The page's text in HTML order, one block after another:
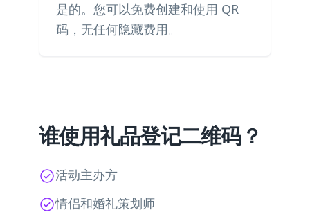
是的。您可以免费创建和使用 QR
码，无任何隐藏费用。
谁使用礼品登记二维码？
活动主办方
情侣和婚礼策划师